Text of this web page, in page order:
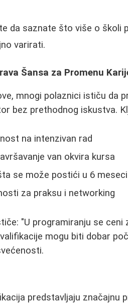
da saznate što više o školi
varirati.
Šansa za Promenu
mnogi polaznici ističu da
bez prethodnog iskustva.
na intenzivan rad
van okvira kursa
se može postići u 6 meseci
za praksu i networking
"U programiranju se ceni
mogu biti dobar
predstavljaju značajnu